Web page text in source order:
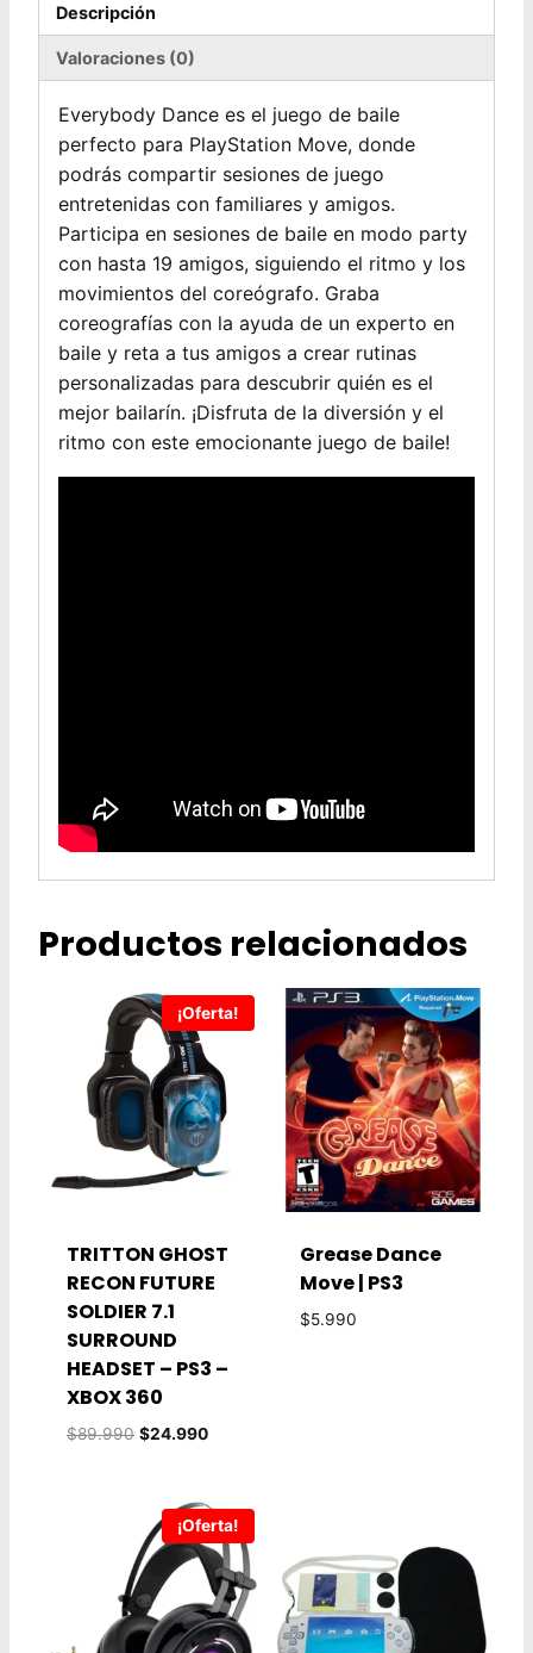
Descripción
Valoraciones (0)
Everybody Dance es el juego de baile
perfecto para PlayStation Move, donde
podrás compartir sesiones de juego
entretenidas con familiares y amigos.
Participa en sesiones de baile en modo party
con hasta 19 amigos, siguiendo el ritmo y los
movimientos del coreógrafo. Graba
coreografías con la ayuda de un experto en
baile y reta a tus amigos a crear rutinas
personalizadas para descubrir quién es el
mejor bailarín. ¡Disfruta de la diversión y el
ritmo con este emocionante juego de baile!
Productos relacionados
¡Oferta!
TRITTON GHOST
RECON FUTURE
SOLDIER 7.1
SURROUND
HEADSET – PS3 –
XBOX 360
$89.990 El
era:
$89.990.
$24.990El
es:
$24.990.
Grease Dance
Move | PS3
$5.990
¡Oferta!